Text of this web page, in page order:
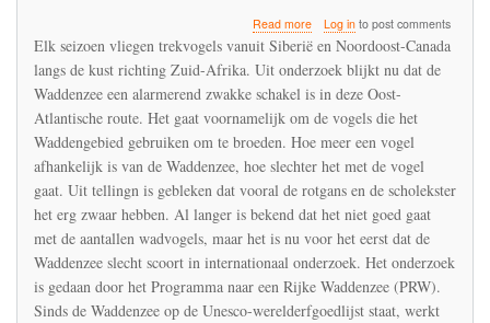
Read moreabout
De
is
een
alarmerend
schakel
in
de
Oost-
trekvogel
route
Log into post comments
Elk seizoen vliegen trekvogels vanuit Siberië en Noordoost-Canada
langs de kust richting Zuid-Afrika. Uit onderzoek blijkt nu dat de
Waddenzee een alarmerend zwakke schakel is in deze Oost-
Atlantische route. Het gaat voornamelijk om de vogels die het
Waddengebied gebruiken om te broeden. Hoe meer een vogel
afhankelijk is van de Waddenzee, hoe slechter het met de vogel
gaat. Uit tellingn is gebleken dat vooral de rotgans en de scholekster
het erg zwaar hebben. Al langer is bekend dat het niet goed gaat
met de aantallen wadvogels, maar het is nu voor het eerst dat de
Waddenzee slecht scoort in internationaal onderzoek. Het onderzoek
is gedaan door het Programma naar een Rijke Waddenzee (PRW).
Sinds de Waddenzee op de Unesco-werelderfgoedlijst staat, werkt